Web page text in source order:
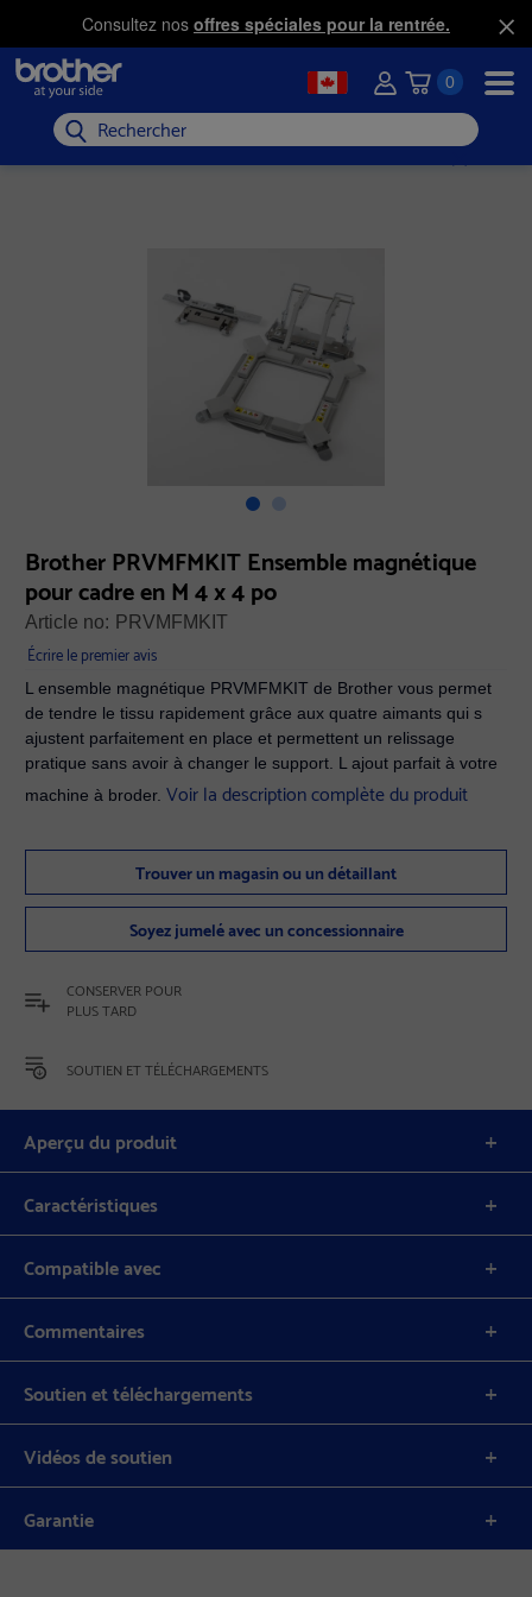
Consultez nos offres spéciales pour la rentrée.
0
Rechercher
Brother PRVMFMKIT Ensemble magnétique
pour cadre en M 4 x 4 po
Article no: PRVMFMKIT
Écrire le premier avis
L ensemble magnétique PRVMFMKIT de Brother vous permet
de tendre le tissu rapidement grâce aux quatre aimants qui s
ajustent parfaitement en place et permettent un relissage
pratique sans avoir à changer le support. L ajout parfait à votre
machine à broder.Voir la description complète du produit
Trouver un magasin ou un détaillant
Soyez jumelé avec un concessionnaire
CONSERVER POUR
PLUS TARD
SOUTIEN ET TÉLÉCHARGEMENTS
Aperçu du produit
Caractéristiques
Compatible avec
Commentaires
Soutien et téléchargements
Vidéos de soutien
Garantie